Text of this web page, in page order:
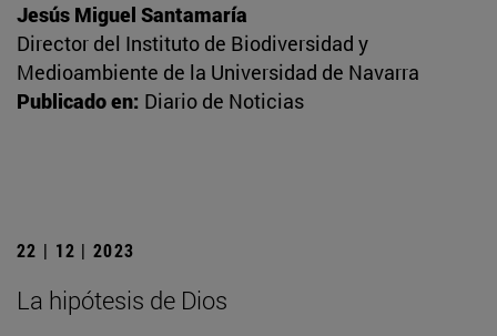
Jesús Miguel Santamaría
Director del Instituto de Biodiversidad y
Medioambiente de la Universidad de Navarra
Publicado en: Diario de Noticias
22 | 12 | 2023
La hipótesis de Dios